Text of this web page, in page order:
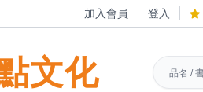
加入會員 登入
文化